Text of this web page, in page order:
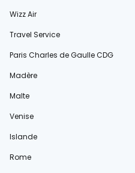
Wizz Air
Travel Service
Paris Charles de Gaulle CDG
Madère
Malte
Venise
Islande
Rome